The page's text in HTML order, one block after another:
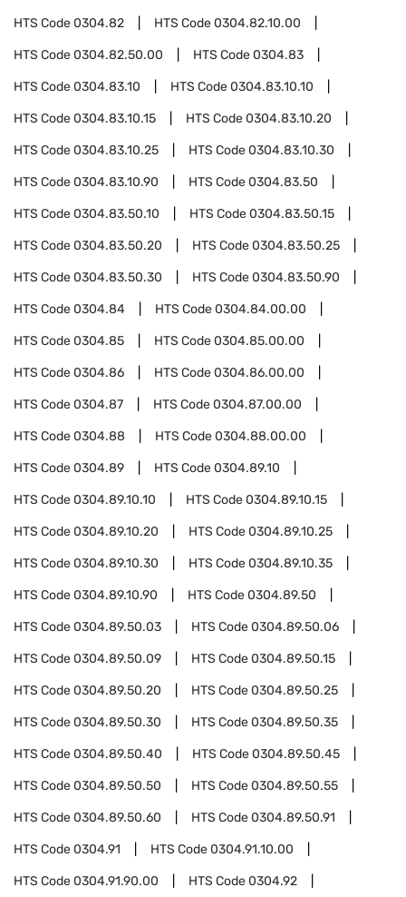
HTS Code0304.82 HTS Code0304.82.10.00
HTS Code0304.82.50.00 HTS Code0304.83
HTS Code0304.83.10 HTS Code0304.83.10.10
HTS Code0304.83.10.15 HTS Code0304.83.10.20
HTS Code0304.83.10.25 HTS Code0304.83.10.30
HTS Code0304.83.10.90 HTS Code0304.83.50
HTS Code0304.83.50.10 HTS Code0304.83.50.15
HTS Code0304.83.50.20 HTS Code0304.83.50.25
HTS Code0304.83.50.30 HTS Code0304.83.50.90
HTS Code0304.84 HTS Code0304.84.00.00
HTS Code0304.85 HTS Code0304.85.00.00
HTS Code0304.86 HTS Code0304.86.00.00
HTS Code0304.87 HTS Code0304.87.00.00
HTS Code0304.88 HTS Code0304.88.00.00
HTS Code0304.89 HTS Code0304.89.10
HTS Code0304.89.10.10 HTS Code0304.89.10.15
HTS Code0304.89.10.20 HTS Code0304.89.10.25
HTS Code0304.89.10.30 HTS Code0304.89.10.35
HTS Code0304.89.10.90 HTS Code0304.89.50
HTS Code0304.89.50.03 HTS Code0304.89.50.06
HTS Code0304.89.50.09 HTS Code0304.89.50.15
HTS Code0304.89.50.20 HTS Code0304.89.50.25
HTS Code0304.89.50.30 HTS Code0304.89.50.35
HTS Code0304.89.50.40 HTS Code0304.89.50.45
HTS Code0304.89.50.50 HTS Code0304.89.50.55
HTS Code0304.89.50.60 HTS Code0304.89.50.91
HTS Code0304.91 HTS Code0304.91.10.00
HTS Code0304.91.90.00 HTS Code0304.92